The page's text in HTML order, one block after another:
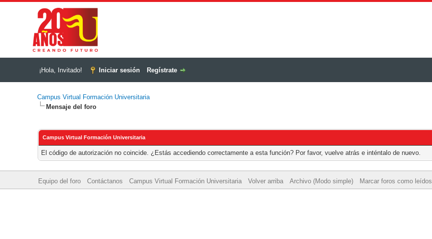
¡Hola, Invitado! Iniciar sesión Regístrate
Campus Virtual Formación Universitaria
Mensaje del foro
Campus Virtual Formación Universitaria
El código de autorización no coincide. ¿Estás accediendo correctamente a esta función? Por favor, vuelve atrás e inténtalo de nuevo.
Equipo del foro Contáctanos Campus Virtual Formación Universitaria Volver arriba Archivo (Modo simple) Marcar foros como leídos